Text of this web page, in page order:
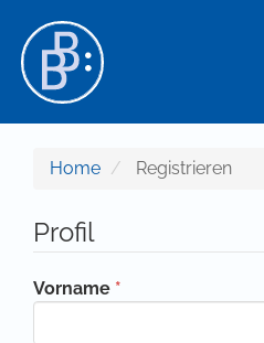
Hauptinhalt
Sidebar
Home Registrieren
Profil
Vorname *